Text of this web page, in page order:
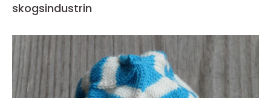
skogsindustrin